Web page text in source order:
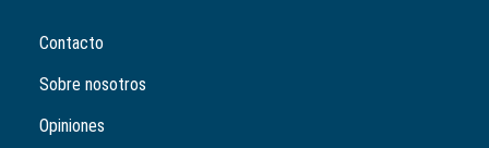
Contacto
Sobre nosotros
Opiniones